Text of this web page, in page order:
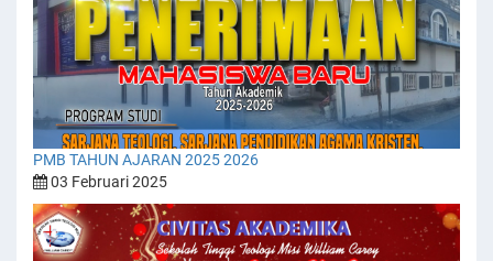
PMB TAHUN AJARAN 2025 2026
03 Februari 2025